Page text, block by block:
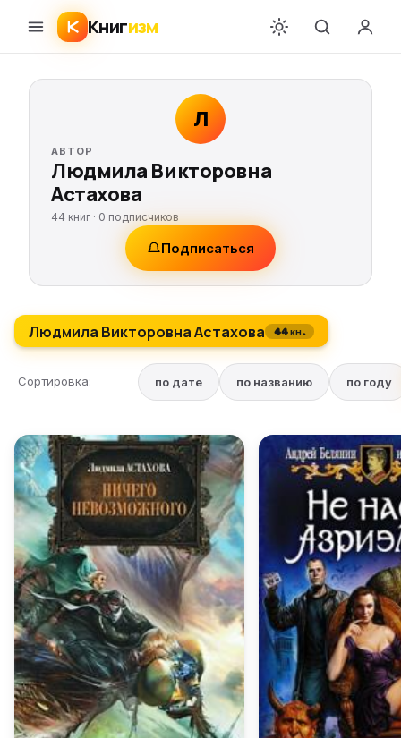
Книгизм
Л
АВТОР
Людмила Викторовна
Астахова
44 книг · 0 подписчиков
Подписаться
Людмила Викторовна Астахова 44 кн.
Сортировка: по дате по названию по году